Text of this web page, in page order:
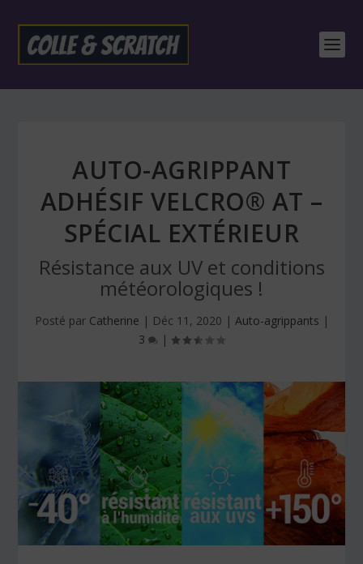
AUTO-AGRIPPANT
ADHÉSIF VELCRO® AT –
SPÉCIAL EXTÉRIEUR
Résistance aux UV et conditions
météorologiques !
Posté par Catherine | Déc 11, 2020 | Auto-agrippants |
3
|